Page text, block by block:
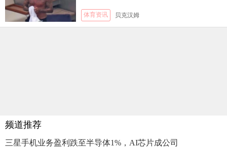
体育资讯 贝克汉姆
频道推荐
三星手机业务盈利跌至半导体1%，AI芯片成公司